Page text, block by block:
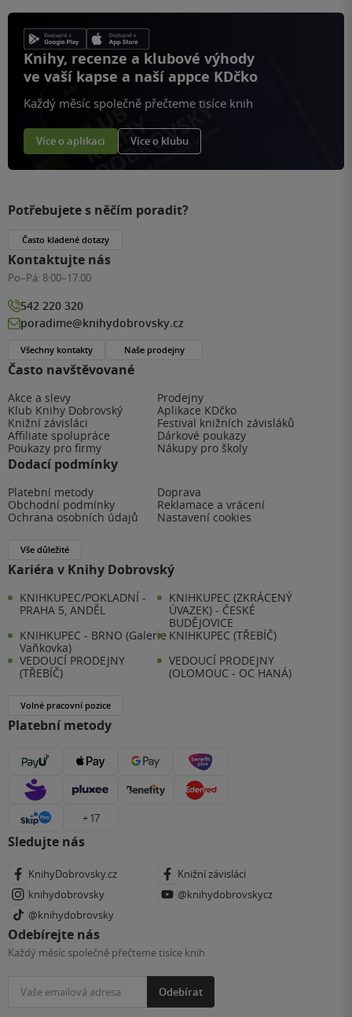
Knihy, recenze a klubové výhody
ve vaší kapse a naší appce KDčko
Každý měsíc společně přečteme tisíce knih
Více o aplikaci Více o klubu
Často navštěvované
Akce a slevy
Prodejny
Klub Knihy Dobrovský
Aplikace KDčko
Knižní závisláci
Festival knižních závisláků
Affiliate spolupráce
Dárkové poukazy
Poukazy pro firmy
Nákupy pro školy
Dodací podmínky
Platební metody
Doprava
Obchodní podmínky
Reklamace a vrácení
Ochrana osobních údajů
Nastavení cookies
Vše důležité
Kariéra v Knihy Dobrovský
KNIHKUPEC/POKLADNÍ -
PRAHA 5, ANDĚL
KNIHKUPEC (ZKRÁCENÝ
ÚVAZEK) - ČESKÉ
BUDĚJOVICE
KNIHKUPEC - BRNO (Galerie
Vaňkovka)
KNIHKUPEC (TŘEBÍČ)
VEDOUCÍ PRODEJNY
(TŘEBÍČ)
VEDOUCÍ PRODEJNY
(OLOMOUC - OC HANÁ)
Volné pracovní pozice
Platební metody
+ 17
Sledujte nás
KnihyDobrovsky.cz
Knižní závisláci
knihydobrovsky
@knihydobrovskycz
@knihydobrovsky
Odebírejte nás
Každý měsíc společně přečteme tisíce knih
Odebírat
Potřebujete s něčím poradit?
Často kladené dotazy
Kontaktujte nás
Po–Pá: 8:00–17:00
542 220 320
poradime@knihydobrovsky.cz
Všechny kontakty Naše prodejny